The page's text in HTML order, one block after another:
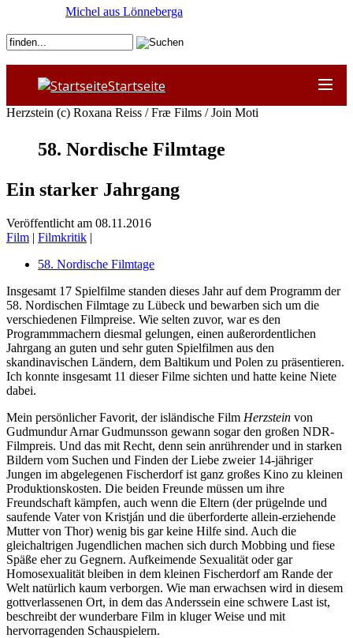
Startseite
Herzstein (c) Roxana Reiss / Fræ Films / Join Moti
58. Nordische Filmtage
Ein starker Jahrgang
Veröffentlicht am 08.11.2016
Film | Filmkritik |
58. Nordische Filmtage
Insgesamt 17 Spielfilme standen dieses Jahr auf dem Programm der
58. Nordischen Filmtage zu Lübeck und bewarben sich um die
verschiedenen Filmpreise. Wie selten zuvor, war es den
Programmmachern diesmal gelungen, einen außerordentlichen
Jahrgang an guten und sehr guten Spielfilmen aus den
skandinavischen Ländern, dem Baltikum und Polen zu präsentieren.
Ich konnte insgesamt 11 dieser Filme sichten und hatte keine Niete
dabei.
Mein persönlicher Favorit, der isländische Film Herzstein von
Gudmundur Arnar Gudmunsson gewann sogar den großen NDR-
Filmpreis. Und das mit Recht, denn sein anrührender und in starken
Bildern vom Suchen und Finden der Liebe zweier 14-jähriger
Jungen im abgelegenen Fischerdorf ist ganz großes Kino zu kleinen
Produktionskosten. Die beiden Freunde müssen um ihre
Freundschaft kämpfen, auch wenn die Eltern (der prügelnde und
saufende Vater von Kristján und die überforderte allein-erziehende
Mutter von Thor) wenig bis gar keine Hilfe sind. Auch die
gleichaltrigen Jugendlichen machen sich durch Mobbing und fiese
Späße eher zu Gegnern. Aufkeimende Sexualität oder gar
Homosexualität bleiben in dem kleinen Fischerdorf am Rande der
Welt natürlich kaum verborgen. Wie man erwachsen wird in diesem
gottverlassenen Ort, in dem das Anderssein eine schwere Last ist,
beschreibt der wunderbare Film in kluger Weise und mit
hervorragenden Schauspielern.
Michel aus Lönneberga